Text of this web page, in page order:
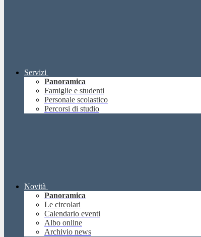
Servizi
Panoramica
Famiglie e studenti
Personale scolastico
Percorsi di studio
Novità
Panoramica
Le circolari
Calendario eventi
Albo online
Archivio news